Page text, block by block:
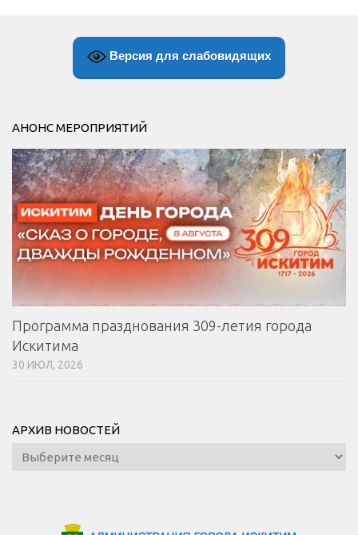
Версия для слабовидящих
АНОНС МЕРОПРИЯТИЙ
Программа празднования 309-летия города
Искитима
30 ИЮЛ, 2026
АРХИВ НОВОСТЕЙ
Архив
новостей